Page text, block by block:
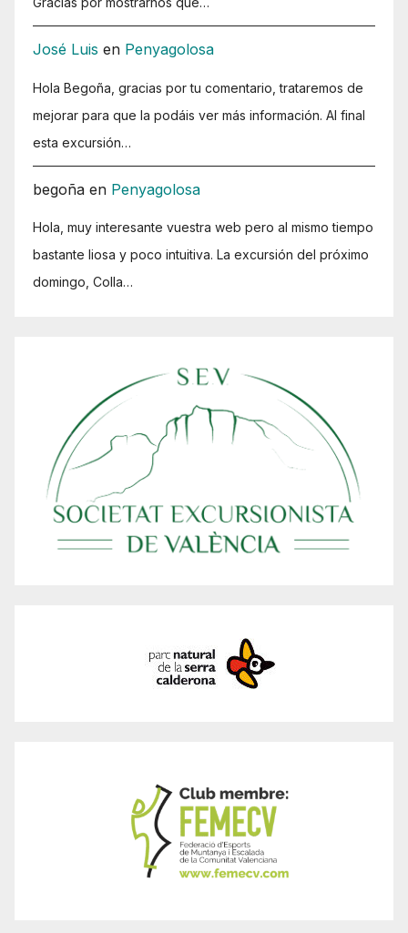
José Luis en Penyagolosa
Hola Begoña, gracias por tu comentario, trataremos de
mejorar para que la podáis ver más información. Al final
esta excursión…
begoña en Penyagolosa
Hola, muy interesante vuestra web pero al mismo tiempo
bastante liosa y poco intuitiva. La excursión del próximo
domingo, Colla…